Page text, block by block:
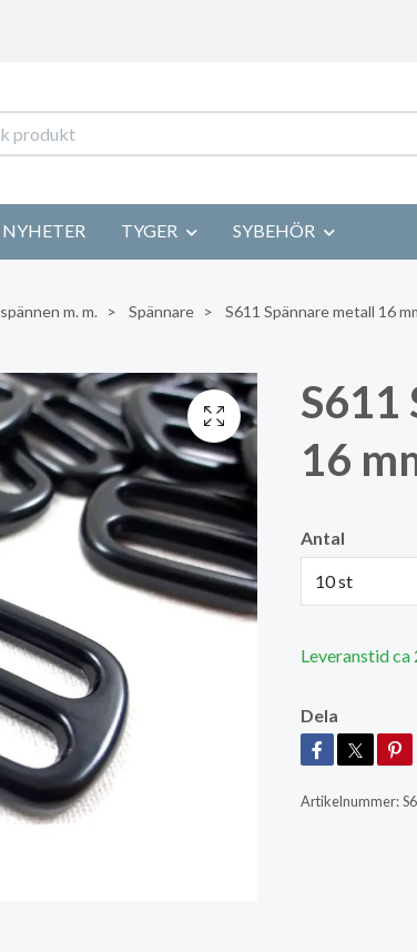
NYHETER TYGER SYBEHÖR
m. m. Spännare S611 Spännare metall 16
S611
16
Antal
10 st
Leveranstid ca
Dela
Artikelnummer: